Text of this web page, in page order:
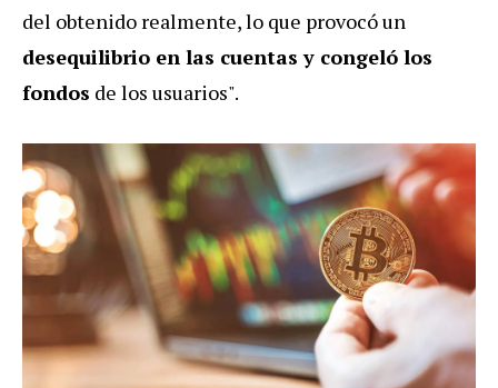
del obtenido realmente, lo que provocó un
desequilibrio en las cuentas y congeló los
fondos de los usuarios".